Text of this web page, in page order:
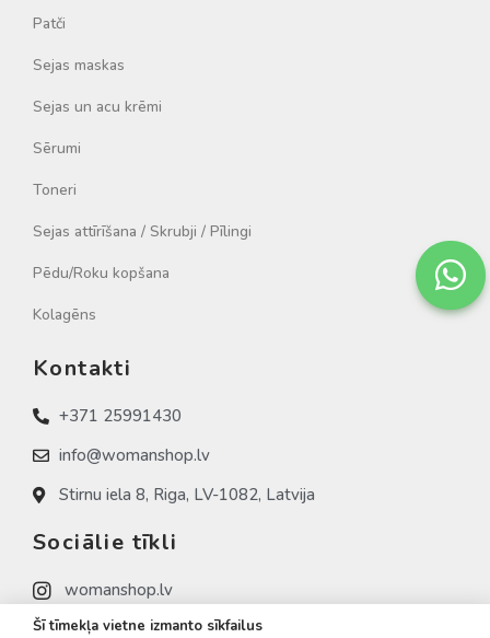
Patči
Sejas maskas
Sejas un acu krēmi
Sērumi
Toneri
Sejas attīrīšana / Skrubji / Pīlingi
Pēdu/Roku kopšana
Kolagēns
Kontakti
+371 25991430
info@womanshop.lv
Stirnu iela 8, Riga, LV-1082, Latvija
Sociālie tīkli
womanshop.lv
womanshop.lv (NAIL)
Šī tīmekļa vietne izmanto sīkfailus